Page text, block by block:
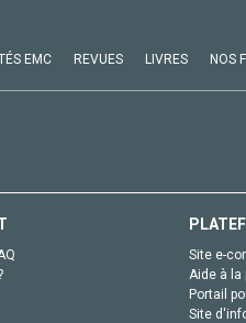
EMC REVUES LIVRES NOS
Site e-
Aide à la
Portail
Site